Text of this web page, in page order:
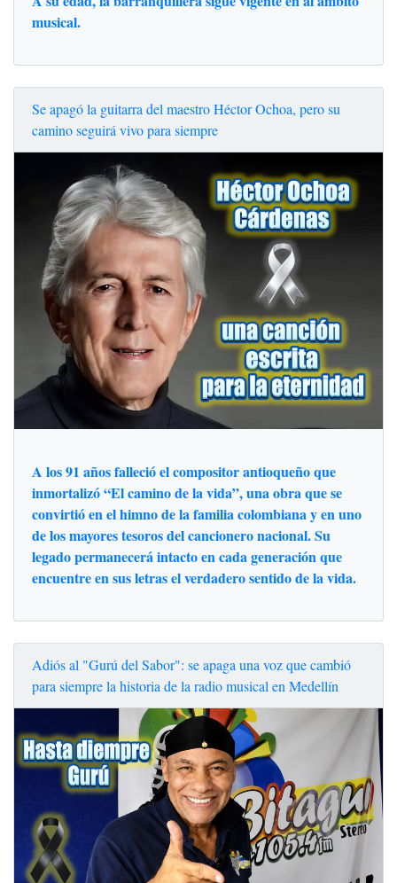
musical.
Se apagó la guitarra del maestro Héctor Ochoa, pero su
camino seguirá vivo para siempre
A los 91 años falleció el compositor antioqueño que
inmortalizó “El camino de la vida”, una obra que se
convirtió en el himno de la familia colombiana y en uno
de los mayores tesoros del cancionero nacional. Su
legado permanecerá intacto en cada generación que
encuentre en sus letras el verdadero sentido de la vida.
Adiós al "Gurú del Sabor": se apaga una voz que cambió
para siempre la historia de la radio musical en Medellín